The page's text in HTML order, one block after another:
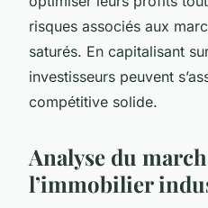
risques associés aux
saturés. En capitalisant
investisseurs peuvent
compétitive solide.
Analyse du
l’immobilier